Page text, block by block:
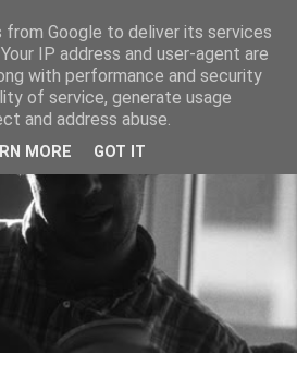
from Google to deliver its services
IP address and user-agent are
with performance and security
of service, generate usage
and address abuse.
MORE GOT IT